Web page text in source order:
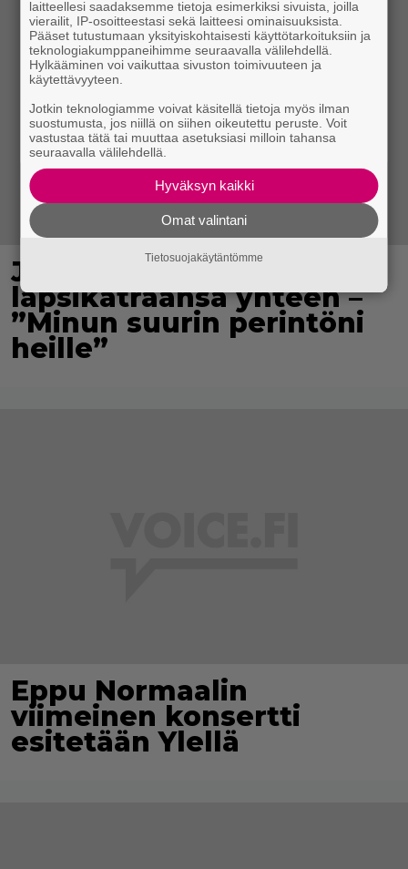
Jani Sievinen kokosi
lapsikatraansa yhteen –
”Minun suurin perintöni
heille”
Eppu Normaalin
viimeinen konsertti
esitetään Ylellä
laitteellesi saadaksemme tietoja esimerkiksi sivuista, joilla
vierailit, IP-osoitteestasi sekä laitteesi ominaisuuksista.
Pääset tutustumaan yksityiskohtaisesti käyttötarkoituksiin ja
teknologiakumppaneihimme seuraavalla välilehdellä.
Hylkääminen voi vaikuttaa sivuston toimivuuteen ja
käytettävyyteen.
Jotkin teknologiamme voivat käsitellä tietoja myös ilman
suostumusta, jos niillä on siihen oikeutettu peruste. Voit
vastustaa tätä tai muuttaa asetuksiasi milloin tahansa
seuraavalla välilehdellä.
Hyväksyn kaikki
Omat valintani
Tietosuojakäytäntömme